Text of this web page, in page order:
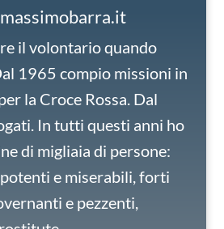
il volontario quando
1965 compio missioni in
la Croce Rossa. Dal
In tutti questi anni ho
di migliaia di persone:
e miserabili, forti
e pezzenti,